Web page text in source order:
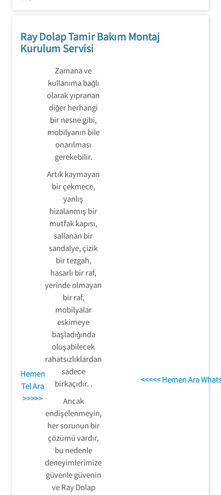
Ray Dolap Tamir Bakım Montaj
Kurulum Servisi
Hemen
Tel Ara
>>>>>
Zamana ve
kullanıma bağlı
olarak yıpranan
diğer herhangi
bir nesne gibi,
mobilyanın bile
onarılması
gerekebilir.
Artık kaymayan
bir çekmece,
yanlış
hizalanmış bir
mutfak kapısı,
sallanan bir
sandalye, çizik
bir tezgah,
hasarlı bir raf,
yerinde olmayan
bir raf,
mobilyalar
eskimeye
başladığında
oluşabilecek
rahatsızlıklardan
sadece
birkaçıdır. .
Ancak
endişelenmeyin,
her sorunun bir
çözümü vardır,
bu nedenle
deneyimlerimize
güvenle güvenin
ve Ray Dolap
<<<<< Hemen Ara